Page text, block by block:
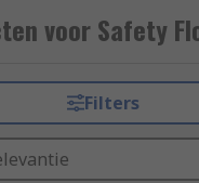
voor Safety
Filters